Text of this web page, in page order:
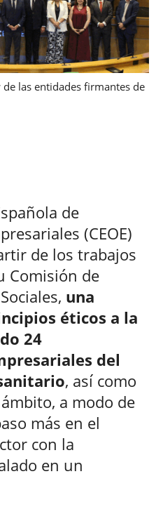
de las entidades firmantes de
de
(CEOE)
de los trabajos
Comisión de
una
éticos a la
24
del
, así como
a modo de
más en el
con la
en un